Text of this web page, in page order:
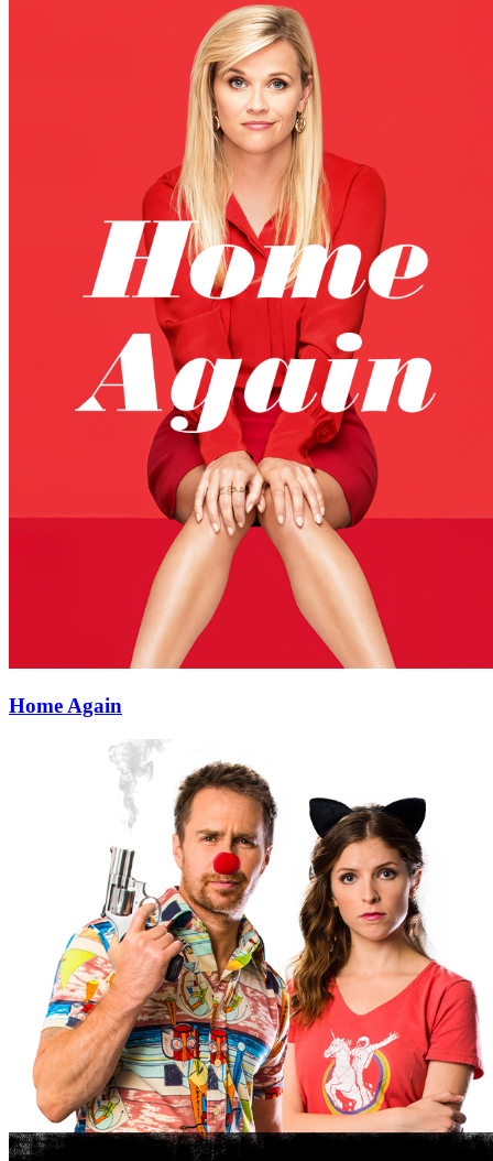
Home Again